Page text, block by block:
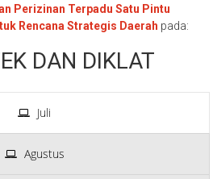
kami akan mengadakan Bimtek /
tentangManajemen Penanaman
Rencana Strategis Daerah
DAN DIKLAT
Juli